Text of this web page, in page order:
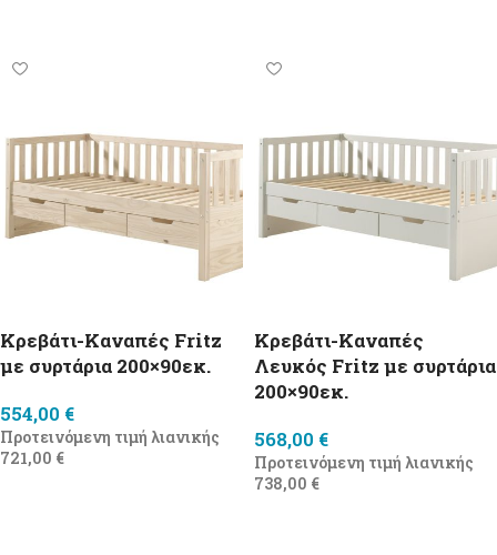
Κρεβάτι-Καναπές Fritz
με συρτάρια 200×90εκ.
554,00 €
Προτεινόμενη τιμή λιανικής
721,00 €
Κρεβάτι-Καναπές
Λευκός Fritz με συρτάρια
200×90εκ.
568,00 €
Προτεινόμενη τιμή λιανικής
738,00 €